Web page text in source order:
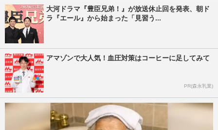
大河ドラマ『豊臣兄弟！』が放送休止回を発表、朝ド
ラ『エール』から始まった「見習う...
アマゾンで大人気！血圧対策はコーヒーに足してみて
PR(森永乳業)